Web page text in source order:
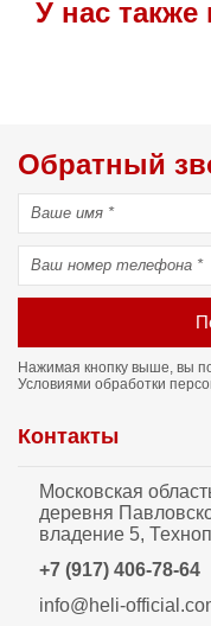
У нас также
Обратный
Нажимая кнопку выше, вы
Условиями обработки
Контакты
Московская
деревня
владение 5,
+7 (917) 406-78-64
info@heli-